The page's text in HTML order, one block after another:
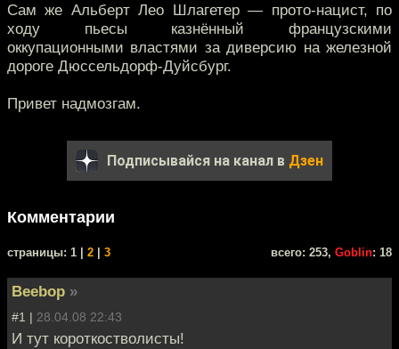
Сам же Альберт Лео Шлагетер — прото-нацист, по
ходу пьесы казнённый французскими
оккупационными властями за диверсию на железной
дороге Дюссельдорф-Дуйсбург.
Привет надмозгам.
Подписывайся на канал в Дзен
Комментарии
cтраницы: 1 | 2 3 всего: 253, Goblin: 18
Beebop »
#1 | 28.04.08 22:43
И тут короткостволисты!